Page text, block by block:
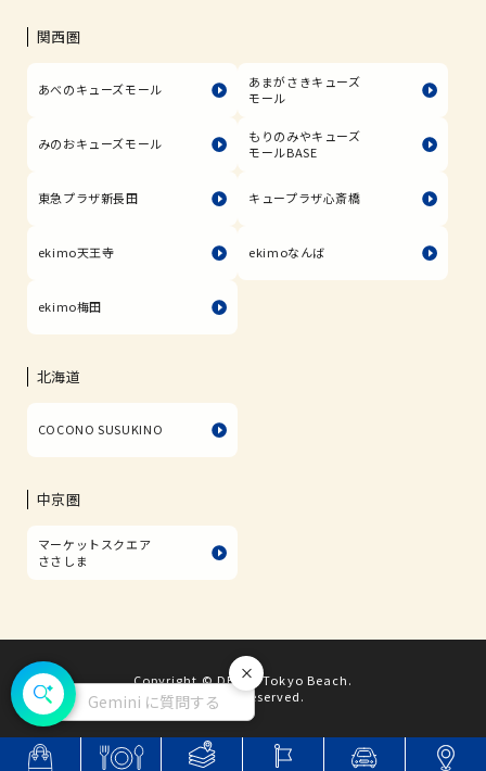
Gemini に質問する
閉じる
関西圏
あべのキューズモール
あまがさきキューズ
モール
みのおキューズモール
もりのみやキューズ
モールBASE
東急プラザ新長田 キュープラザ心斎橋
ekimo天王寺 ekimoなんば
ekimo梅田
北海道
COCONO SUSUKINO
中京圏
マーケットスクエア
ささしま
Copyright © DECKS Tokyo Beach.
All rights reserved.